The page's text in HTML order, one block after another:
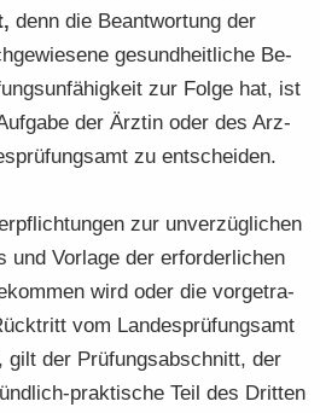
denn die Be­ant­wor­tung der
ge­sund­heit­li­che Be­
zur Folge hat, ist
der Ärz­tin oder des Arz­
zu ent­schei­den.
zur un­ver­züg­li­chen
und Vor­la­ge der er­for­der­li­chen
wird oder die vor­ge­tra­
vom Lan­des­prü­fungs­amt
gilt der Prü­fungs­ab­schnitt, der
​praktische Teil des Drit­ten